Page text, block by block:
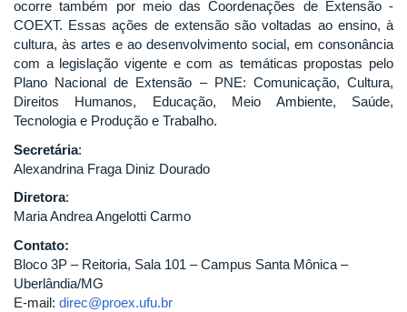
ocorre também por meio das Coordenações de Extensão -
COEXT. Essas ações de extensão são voltadas ao ensino, à
cultura, às artes e ao desenvolvimento social, em consonância
com a legislação vigente e com as temáticas propostas pelo
Plano Nacional de Extensão – PNE: Comunicação, Cultura,
Direitos Humanos, Educação, Meio Ambiente, Saúde,
Tecnologia e Produção e Trabalho.
Secretária:
Alexandrina Fraga Diniz Dourado
Diretora:
Maria Andrea Angelotti Carmo
Contato:
Bloco 3P – Reitoria, Sala 101 – Campus Santa Mônica –
Uberlândia/MG
E-mail: direc@proex.ufu.br